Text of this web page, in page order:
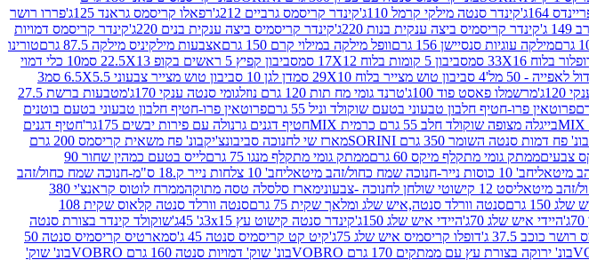
164ג' קינדר סנטה מילקי קרמל 110ג' קינדר קריסמס גרביים 212ג' רפאלו קריסמס גראנד 125ג'
פררו רושר
ג' קינדר קריסמיס ביצה ענקית בנות 220ג' קינדר קריסמיס ביצה ענקית בנים 220ג'
קינדר קריסמס דמויות
מילקה עוגיות סנסיישן 156 גרם וופל מילקה במילוי קרם 150 גרם אצבעות מילקיניס מילקה 87.5 גרם
טורינו
סביבון 5 קומות בלוח 17X12 סמ סביבון קפיץ 5 ראשים בקופ 22.5X13 סמ
10 כלי דמוי
לאפייה - 50 מל' 4 סביבון טוש מצייר בלוח 29X10 סמ דן לגן 10 סביבון טוש מצייר צבעוני 6.5X5.5 סמ
3
מרשמלו פאסט פוד 100ג' טרנד גומי מח תות 120 גרם נוזל גומי סנטה ענקי 170ג'
מטבעות ברשת 27.5
פרוטאין פרו-חטיף חלבון טבעוני בטעם שוקולד וניל 55 גרם
פרוטאין פרו-חטיף חלבון טבעוני בטעם בוטנים
בייגלה מצופה שוקולד חלב 55 גרם כרמית MIX חטיף דגנים גרנולה עם פירות יבשים 175גר'
חטיף דגנים
בונ' פח דמות סנטה השומר 350 גרם SORINI מארז שי לחנוכה סביבונצ'יק
בונ' פח משאית קריסמס 200 גרם
צבעיםממתק גומי מתקלף מיקס 60 גרם ממתק גומי מתקלף מנגו 75 גרם
לייס בטעם כמהין שחור 90
חב' 10 כוסות נייר-חנוכה שמח כחול/זהב מיטאלי
חב' 10 צלחות נייר ק.18 ס"מ-חנוכה שמח כחול/זהב
סט 12 קישוטי שולחן לחנוכה -צבעוני מארז סלסלה טסה מתוקה
ממרח לוטוס קראנצ'י 380
150 גרם סנטה וורלד סנטה,איש שלג ומלאך שקית 75 גרם
סנטה וורלד סנטה קלאוס שקית 108
היידי איש שלג 70ג' היידי איש שלג 150ג' קינדר סנטה קישוט עץ 3x15ג' 45ג'
שוקולד קינדר בצורת סנטה
כוכב 37.5 ג' דופלו קריסמיס איש שלג 75ג' קיט קט קריסמיס סנטה 45 ג'
סמארטיס קריסמיס סנטה 50
בונ' ירוקה בצורת עץ עם ממתקים 170 גרם VOBRO בונ' שוק' דמויות סנטה 160 גרם VOBRO
בונ' שוק'